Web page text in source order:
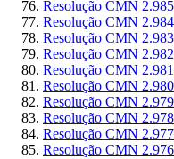
Resolução CMN
Resolução CMN
Resolução CMN
Resolução CMN
Resolução CMN
Resolução CMN
Resolução CMN
Resolução CMN
Resolução CMN
Resolução CMN